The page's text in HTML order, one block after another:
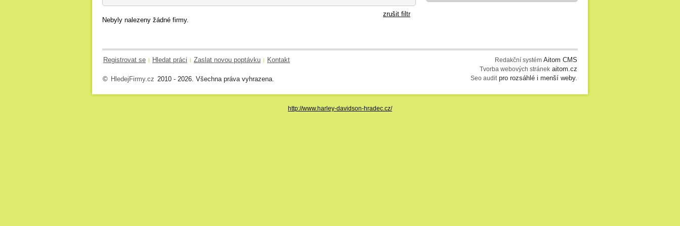
zrušit filtr
Nebyly nalezeny žádné firmy.
Registrovat se | Hledat práci | Zaslat novou poptávku | Kontakt
© HledejFirmy.cz 2010 - 2026. Všechna práva vyhrazena.
Redakční systém Aitom CMS
Tvorba webových stránek aitom.cz
Seo auditpro rozsáhlé i menší weby.
http://www.harley-davidson-hradec.cz/